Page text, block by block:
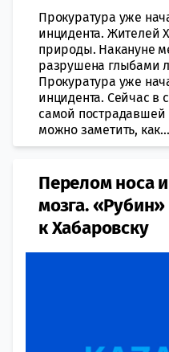
Прокуратура уже
инцидента. Жителей
природы. Накануне
разрушена глыбами
Прокуратура уже
инцидента. Сейчас в
самой
можно заметить, как...
Перелом носа
мозга. «Рубин»
к Хабаровску